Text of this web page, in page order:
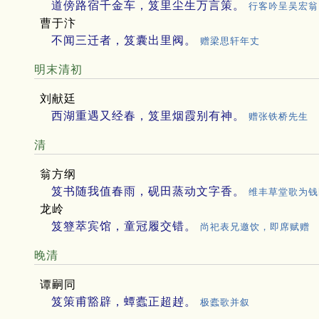
道傍路宿千金车，笈里尘生万言策。 行客吟呈吴宏翁
曹于汴
不闻三迁者，笈囊出里阀。
赠梁思轩年丈
明末清初
刘献廷
西湖重遇又经春，笈里烟霞别有神。
赠张铁桥先生
清
翁方纲
笈书随我值春雨，砚田蒸动文字香。
维丰草堂歌为
龙岭
笈簦萃宾馆，童冠履交错。
尚祀表兄邀饮，即席赋赠
晚清
谭嗣同
笈策甫豁辟，蟫蠹正超趠。
极蠹歌并叙